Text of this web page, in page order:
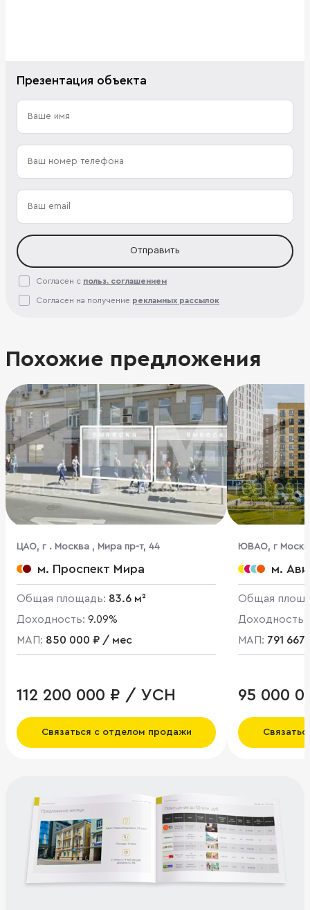
Презентация объекта
Отправить
Согласен с польз. соглашением
Согласен на получение рекламных рассылок
Похожие предложения
ЦАО, г . Москва , Мира пр-т, 44
м. Проспект Мира
Общая площадь: 83.6 м²
Доходность: 9.09%
МАП: 850 000 ₽ / мес
112 200 000 ₽ / УСН
Связаться с отделом продажи
ЮВАО, г
д 14А к 2м.
Общая
Доходность:
МАП: 791
95 000